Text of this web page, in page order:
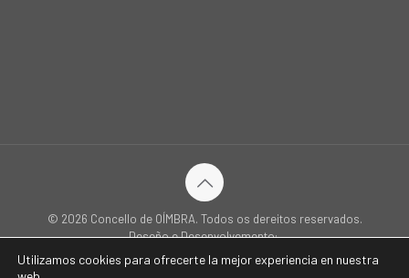
© 2026 Concello de OÍMBRA. Todos os dereitos reservados.
Deseño e Desenvolvemento:
Utilizamos cookies para ofrecerte la mejor experiencia en nuestra